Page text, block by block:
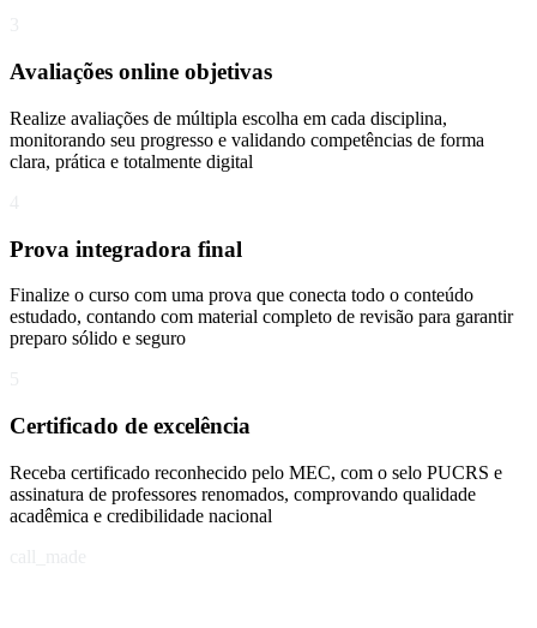
Avaliações online objetivas
Realize avaliações de múltipla escolha em cada disciplina,
monitorando seu progresso e validando competências de forma
clara, prática e totalmente digital
Prova integradora final
Finalize o curso com uma prova que conecta todo o conteúdo
estudado, contando com material completo de revisão para garantir
preparo sólido e seguro
Certificado de excelência
Receba certificado reconhecido pelo MEC, com o selo PUCRS e
assinatura de professores renomados, comprovando qualidade
acadêmica e credibilidade nacional